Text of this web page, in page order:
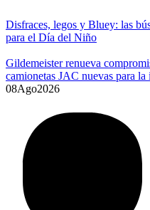
Disfraces, legos y Bluey: las
para el Día del Niño
Gildemeister renueva
camionetas JAC nuevas para la
08Ago2026